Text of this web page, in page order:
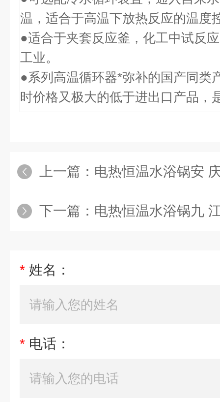
温，适合于高温下放热反应的温度
●适合于夹套反应釜，化工中试反
工业。
●系列高温循环器*弥补的国产同类
时价格又极大的低于进出口产品，
上一篇： 电热恒温水浴锅安
下一篇： 电热恒温水浴锅九
* 姓名：
* 电话：